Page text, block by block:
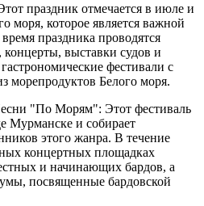
праздник отмечается в июле и
моря, которое является важной
праздника проводятся
выставки судов и
фестивали с
морепродуктов Белого моря.
"По Морям": Этот фестиваль
Мурманске и собирает
этого жанра. В течение
концертных площадках
и начинающих бардов, а
посвященные бардовской